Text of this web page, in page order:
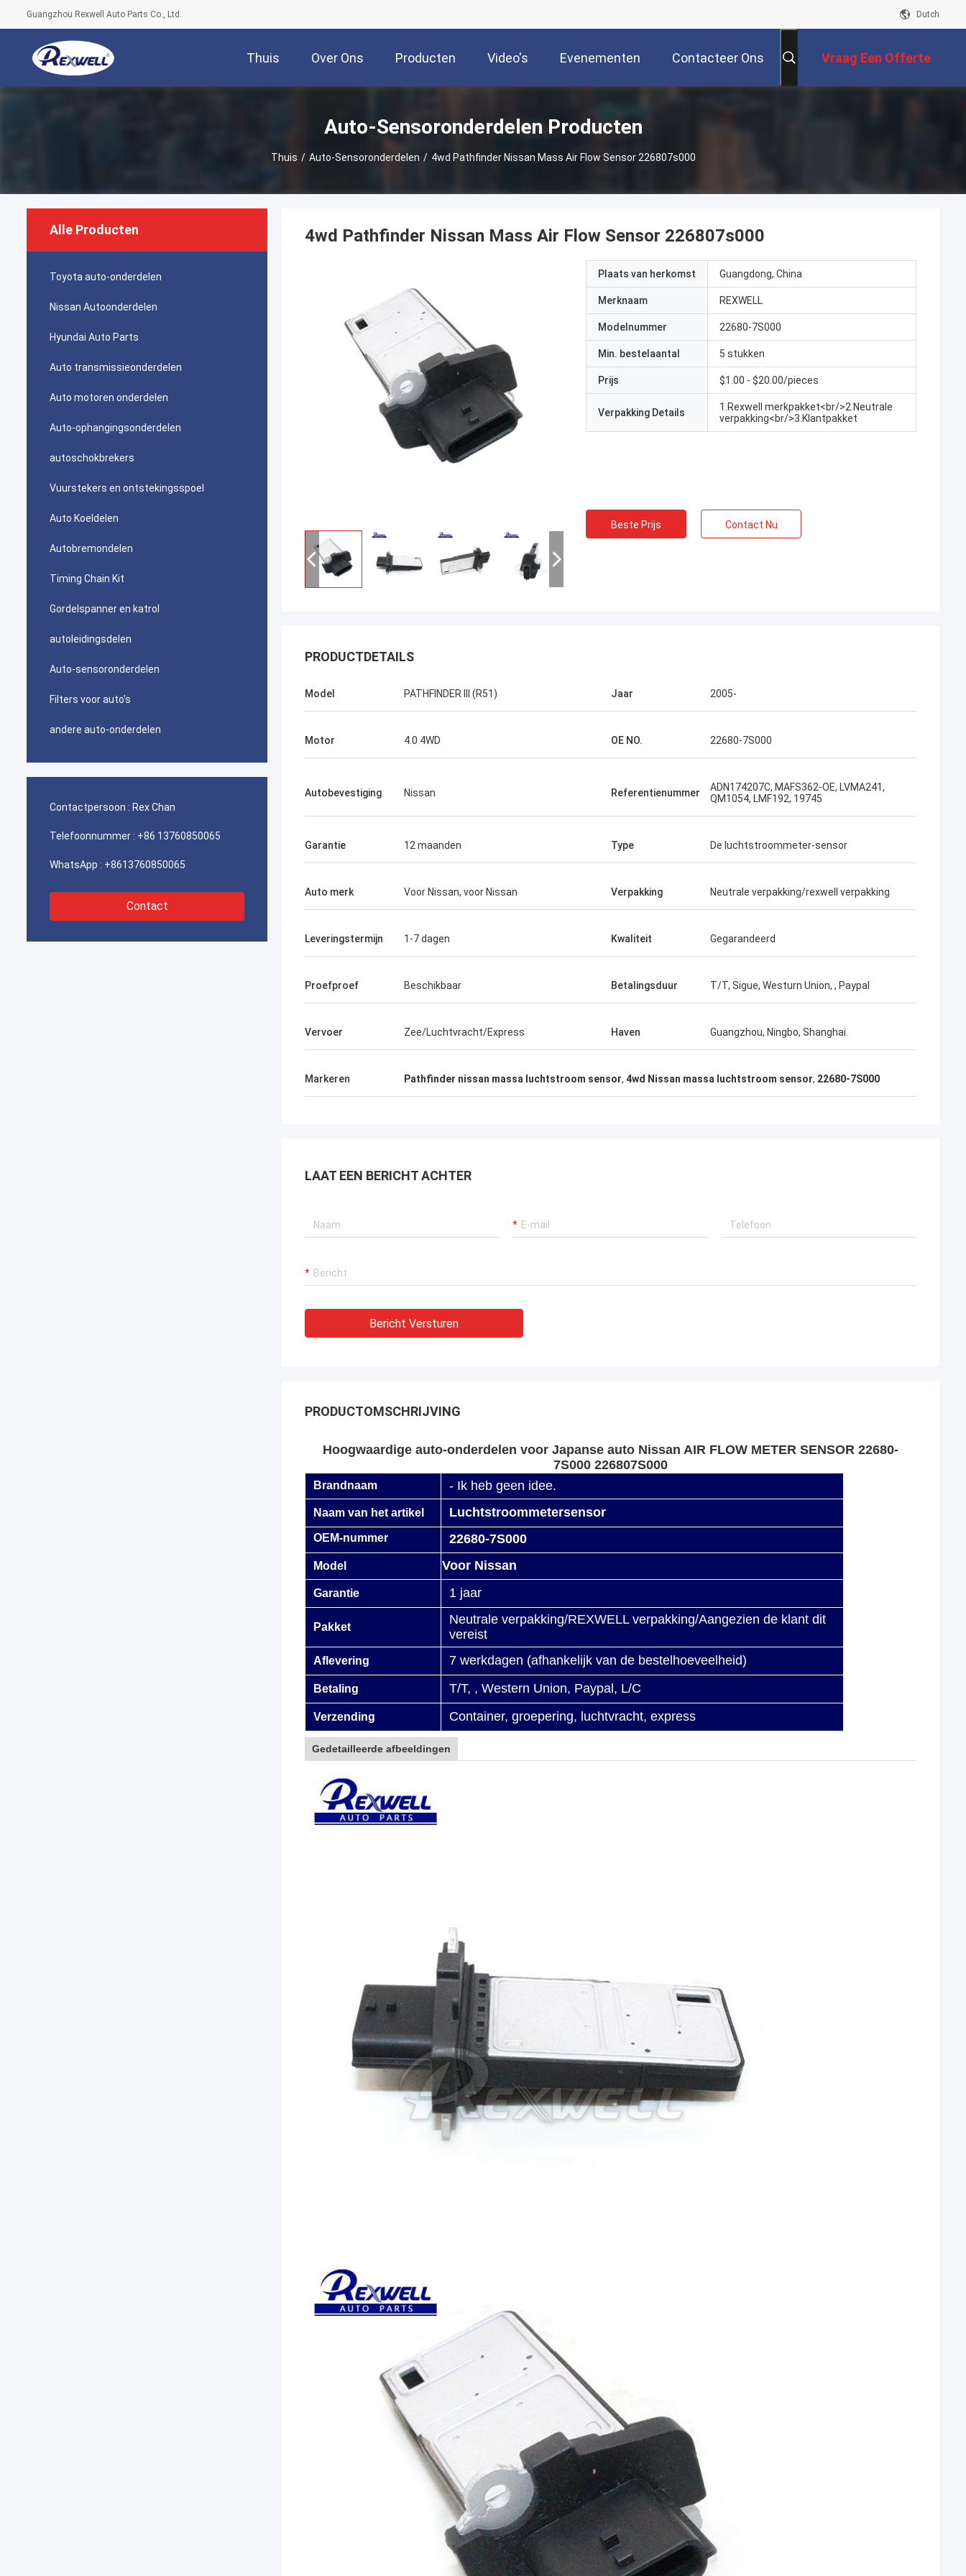
Guangzhou Rexwell Auto Parts Co., Ltd. Dutch
Thuis Over Ons Producten Video's Evenementen Contacteer Ons Vraag Een Offerte
Auto-Sensoronderdelen Producten
Thuis / Auto-Sensoronderdelen / 4wd Pathfinder Nissan Mass Air Flow Sensor 226807s000
Alle Producten
Toyota auto-onderdelen
Nissan Autoonderdelen
Hyundai Auto Parts
Auto transmissieonderdelen
Auto motoren onderdelen
Auto-ophangingsonderdelen
autoschokbrekers
Vuurstekers en ontstekingsspoel
Auto Koeldelen
Autobremondelen
Timing Chain Kit
Gordelspanner en katrol
autoleidingsdelen
Auto-sensoronderdelen
Filters voor auto's
andere auto-onderdelen
Contactpersoon : Rex Chan
Telefoonnummer : +86 13760850065
WhatsApp : +8613760850065
Contact
4wd Pathfinder Nissan Mass Air Flow Sensor 226807s000
Plaats van herkomst Guangdong, China
Merknaam REXWELL
Modelnummer 22680-7S000
Min. bestelaantal 5 stukken
Prijs $1.00 - $20.00/pieces
Verpakking Details
1.Rexwell merkpakket<br/>2.Neutrale
verpakking<br/>3.Klantpakket
Beste Prijs Contact Nu
PRODUCTDETAILS
Model PATHFINDER III (R51) Jaar 2005-
Motor 4.0 4WD OE NO. 22680-7S000
Autobevestiging Nissan Referentienummer
ADN174207C, MAFS362-OE, LVMA241,
QM1054, LMF192, 19745
Garantie 12 maanden Type De luchtstroommeter-sensor
Auto merk Voor Nissan, voor Nissan Verpakking Neutrale verpakking/rexwell verpakking
Leveringstermijn 1-7 dagen Kwaliteit Gegarandeerd
Proefproef Beschikbaar Betalingsduur T/T, Sigue, Westurn Union, , Paypal
Vervoer Zee/Luchtvracht/Express Haven Guangzhou, Ningbo, Shanghai.
Markeren Pathfinder nissan massa luchtstroom sensor, 4wd Nissan massa luchtstroom sensor, 22680-7S000
LAAT EEN BERICHT ACHTER
Bericht Versturen
PRODUCTOMSCHRIJVING
Hoogwaardige auto-onderdelen voor Japanse auto Nissan AIR FLOW METER SENSOR 22680-
7S000 226807S000
Brandnaam - Ik heb geen idee.
Naam van het artikel Luchtstroommetersensor
OEM-nummer 22680-7S000
Model Voor Nissan
Garantie 1 jaar
Pakket
Neutrale verpakking/REXWELL verpakking/Aangezien de klant dit
vereist
Aflevering 7 werkdagen (afhankelijk van de bestelhoeveelheid)
Betaling T/T, , Western Union, Paypal, L/C
Verzending Container, groepering, luchtvracht, express
Gedetailleerde afbeeldingen